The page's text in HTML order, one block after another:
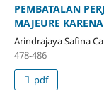
PEMBATALAN
MAJEURE
Arindrajaya Safina
478-486
pdf